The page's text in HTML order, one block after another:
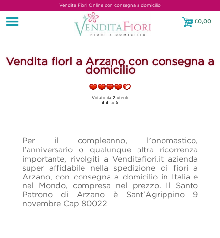
Vendita Fiori Online con consegna a domicilio
€0,00
€0,00
Vendita fiori a Arzano con consegna a
domicilio
Votato da:2 utenti
4.4 su 5
Per il compleanno, l’onomastico,
l’anniversario o qualunque altra ricorrenza
importante, rivolgiti a Venditafiori.it azienda
super affidabile nella spedizione di fiori a
Arzano, con consegna a domicilio in Italia e
nel Mondo, compresa nel prezzo. Il Santo
Patrono di Arzano è Sant'Agrippino 9
novembre Cap 80022